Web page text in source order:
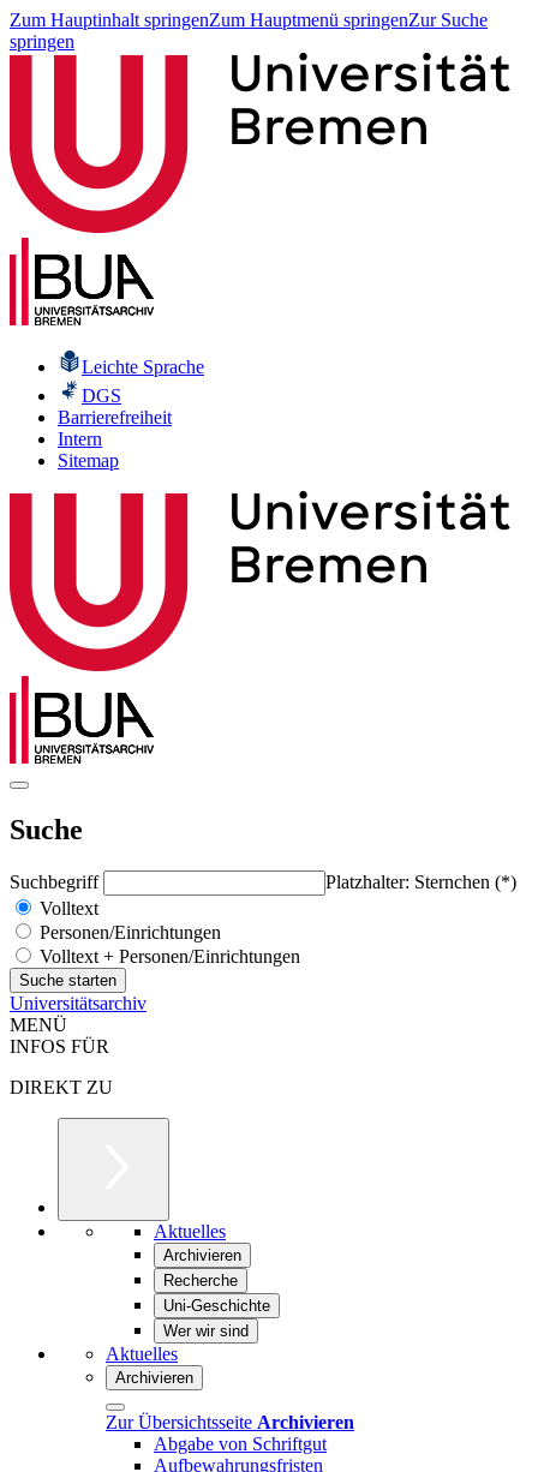
Zum Hauptinhalt springenZum Hauptmenü springenZur Suche
springen
Leichte Sprache
DGS
Barrierefreiheit
Intern
Sitemap
Suche
Suchbegriff
Platzhalter: Sternchen (*)
Volltext
Personen/Einrichtungen
Volltext + Personen/Einrichtungen
Universitätsarchiv
MENÜ
INFOS FÜR
DIREKT ZU
Aktuelles
Archivieren
Recherche
Uni-Geschichte
Wer wir sind
Aktuelles
Archivieren
Zur Übersichtsseite Archivieren
Abgabe von Schriftgut
Aufbewahrungsfristen